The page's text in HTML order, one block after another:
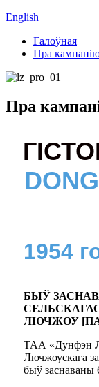
English
Галоўная
Пра
Пра
1954
БЫЎ
ЛЮЧЖОУ
ТАА «Дунфэн
Лючжоускага
быў заснаваны